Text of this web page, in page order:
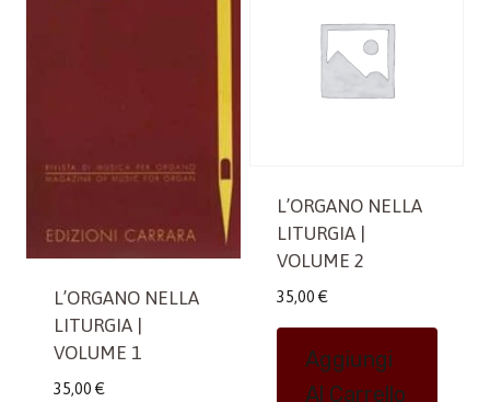
L’ORGANO NELLA
LITURGIA |
VOLUME 1
35,00 €
L’ORGANO NELLA
LITURGIA |
VOLUME 2
35,00 €
Aggiungi
Al Carrello